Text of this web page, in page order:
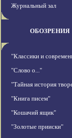
Журнальный зал
ОБОЗРЕНИЯ
"Классики и
"Слово о..."
"Тайная история
"Книга писем"
"Кошачий ящик"
"Золотые прииски"